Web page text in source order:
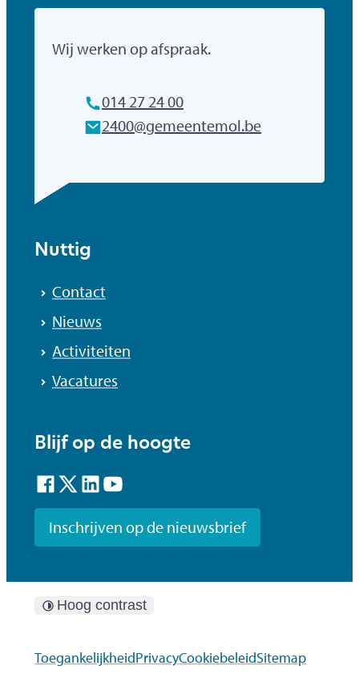
Gemeente Mol
Wij werken op afspraak.
014 27 24 00
E-mailadres
2400@gemeentemol.be
Nuttig
Contact
Nieuws
Activiteiten
Vacatures
Blijf op de hoogte
Facebook
TwitterLinkedInYouTube
Inschrijven op de nieuwsbrief
Hoog contrast
ToegankelijkheidPrivacyCookiebeleidSitemap